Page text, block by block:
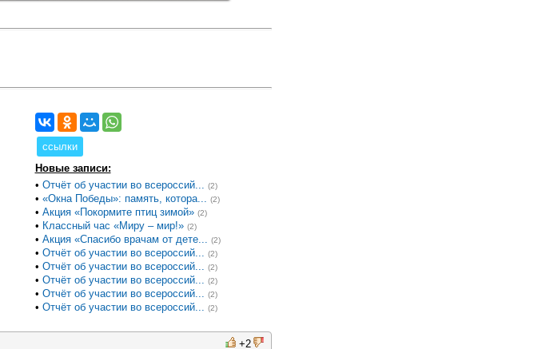
ссылки
Новые записи:
• Отчёт об участии во всероссий... (2)
• «Окна Победы»: память, котора... (2)
• Акция «Покормите птиц зимой» (2)
• Классный час «Миру – мир!» (2)
• Акция «Спасибо врачам от дете... (2)
• Отчёт об участии во всероссий... (2)
• Отчёт об участии во всероссий... (2)
• Отчёт об участии во всероссий... (2)
• Отчёт об участии во всероссий... (2)
• Отчёт об участии во всероссий... (2)
+2